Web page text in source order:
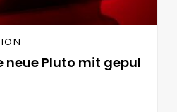
neue Pluto mit gepul